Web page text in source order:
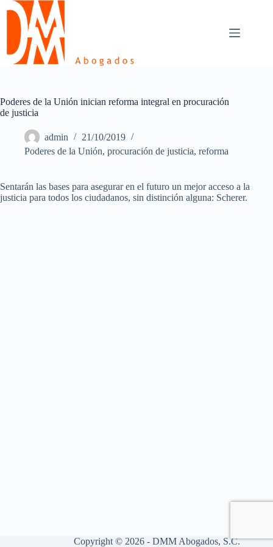
Skip
content
Poderes de la Unión inician reforma integral en procuración
de justicia
admin
21/10/2019
Poderes de la Unión, procuración de justicia, reforma
Sentarán las bases para asegurar en el futuro un mejor acceso a la
justicia para todos los ciudadanos, sin distinción alguna: Scherer.
Copyright © 2026 - DMM Abogados, S.C.